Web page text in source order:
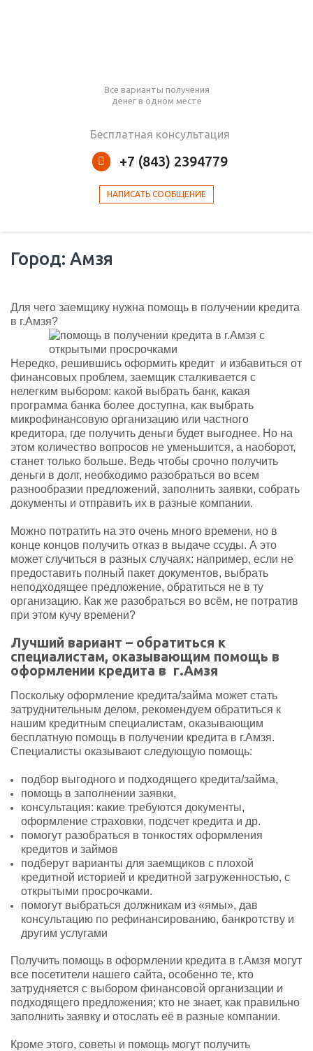
Все варианты получения
денег в одном месте
Бесплатная консультация
+7 (843) 2394779
НАПИСАТЬ СООБЩЕНИЕ
Город: Амзя
Для чего заемщику нужна помощь в получении кредита
в г.Амзя?
Нередко, решившись оформить кредит и избавиться от
финансовых проблем, заемщик сталкивается с
нелегким выбором: какой выбрать банк, какая
программа банка более доступна, как выбрать
микрофинансовую организацию или частного
кредитора, где получить деньги будет выгоднее. Но на
этом количество вопросов не уменьшится, а наоборот,
станет только больше. Ведь чтобы срочно получить
деньги в долг, необходимо разобраться во всем
разнообразии предложений, заполнить заявки, собрать
документы и отправить их в разные компании.
Можно потратить на это очень много времени, но в
конце концов получить отказ в выдаче ссуды. А это
может случиться в разных случаях: например, если не
предоставить полный пакет документов, выбрать
неподходящее предложение, обратиться не в ту
организацию. Как же разобраться во всём, не потратив
при этом кучу времени?
Лучший вариант – обратиться к
специалистам, оказывающим помощь в
оформлении кредита в г.Амзя
Поскольку оформление кредита/займа может стать
затруднительным делом, рекомендуем обратиться к
нашим кредитным специалистам, оказывающим
бесплатную помощь в получении кредита в г.Амзя.
Специалисты оказывают следующую помощь:
подбор выгодного и подходящего кредита/займа,
помощь в заполнении заявки,
консультация: какие требуются документы,
оформление страховки, подсчет кредита и др.
помогут разобраться в тонкостях оформления
кредитов и займов
подберут варианты для заемщиков с плохой
кредитной историей и кредитной загруженностью, с
открытыми просрочками.
помогут выбраться должникам из «ямы», дав
консультацию по рефинансированию, банкротству и
другим услугами
Получить помощь в оформлении кредита в г.Амзя могут
все посетители нашего сайта, особенно те, кто
затрудняется с выбором финансовой организации и
подходящего предложения; кто не знает, как правильно
заполнить заявку и отослать её в разные компании.
Кроме этого, советы и помощь могут получить